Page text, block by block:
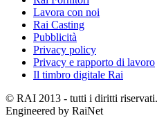
Lavora con noi
Rai Casting
Pubblicità
Privacy policy
Privacy e rapporto di lavoro
Il timbro digitale Rai
© RAI 2013 - tutti i diritti
Engineered by RaiNet